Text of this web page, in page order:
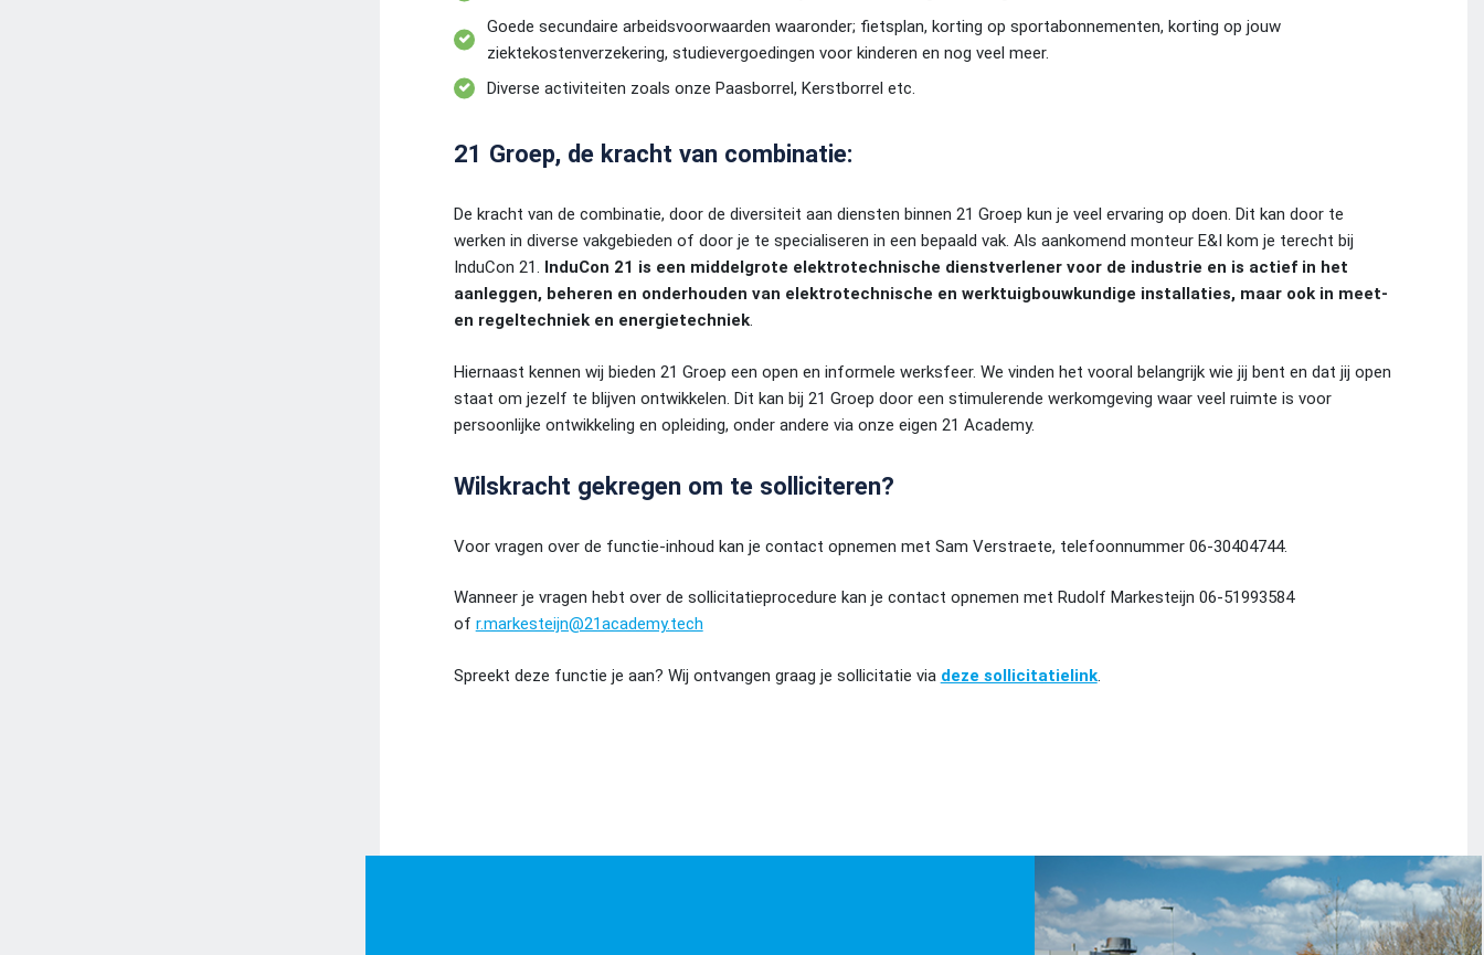
Goede secundaire arbeidsvoorwaarden waaronder; fietsplan, korting op sportabonnementen, korting op jouw
ziektekostenverzekering, studievergoedingen voor kinderen en nog veel meer.
Diverse activiteiten zoals onze Paasborrel, Kerstborrel etc.
21 Groep, de kracht van combinatie:
De kracht van de combinatie, door de diversiteit aan diensten binnen 21 Groep kun je veel ervaring op doen. Dit kan door te
werken in diverse vakgebieden of door je te specialiseren in een bepaald vak. Als aankomend monteur E&I kom je terecht bij
InduCon 21. InduCon 21 is een middelgrote elektrotechnische dienstverlener voor de industrie en is actief in het
aanleggen, beheren en onderhouden van elektrotechnische en werktuigbouwkundige installaties, maar ook in meet-
en regeltechniek en energietechniek.
Hiernaast kennen wij bieden 21 Groep een open en informele werksfeer. We vinden het vooral belangrijk wie jij bent en dat jij open
staat om jezelf te blijven ontwikkelen. Dit kan bij 21 Groep door een stimulerende werkomgeving waar veel ruimte is voor
persoonlijke ontwikkeling en opleiding, onder andere via onze eigen 21 Academy.
Wilskracht gekregen om te solliciteren?
Voor vragen over de functie-inhoud kan je contact opnemen met Sam Verstraete, telefoonnummer 06-30404744.
Wanneer je vragen hebt over de sollicitatieprocedure kan je contact opnemen met Rudolf Markesteijn 06-51993584
of r.markesteijn@21academy.tech
Spreekt deze functie je aan? Wij ontvangen graag je sollicitatie via deze sollicitatielink.